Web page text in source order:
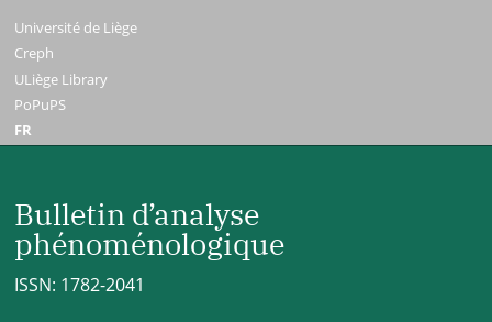
Université de Liège
Creph
ULiège Library
PoPuPS
FR
Bulletin d’analyse
phénoménologique
ISSN: 1782-2041